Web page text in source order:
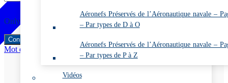
Aéronefs Préservés de l’Aéronautique navale –
– Par types de D à O
Aéronefs Préservés de l’Aéronautique navale –
– Par types de P à Z
Vidéos
Only fill in if you are not human
Mot de passe oublié ?
Adhérer pour devenir membre